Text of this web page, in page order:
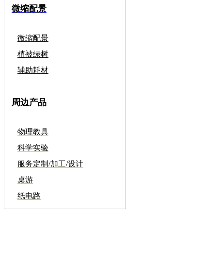
微缩配景
微缩配景
植被绿树
辅助耗材
周边产品
物理教具
科学实验
服务定制/加工/设计
桌游
纸电路